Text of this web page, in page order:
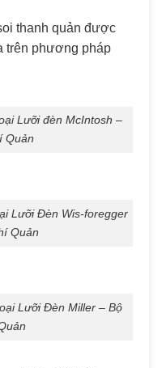
thanh quản được
trên phương pháp
Lưỡi đèn McIntosh –
Quản
Lưỡi Đèn Wis-foregger
Quản
Lưỡi Đèn Miller – Bộ